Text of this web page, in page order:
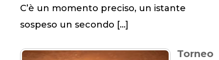
C’è un momento preciso, un istante
sospeso un secondo […]
Torneo